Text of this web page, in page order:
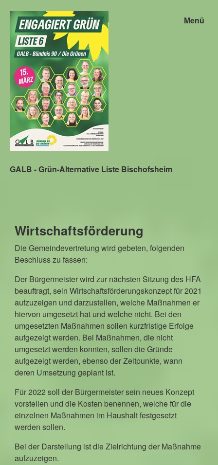
GALB - Grün-Alternative Liste Bischofsheim
Menü
Wirtschaftsförderung
Die Gemeindevertretung wird gebeten, folgenden
Beschluss zu fassen:
Der Bürgermeister wird zur nächsten Sitzung des HFA
beauftragt, sein Wirtschaftsförderungskonzept für 2021
aufzuzeigen und darzustellen, welche Maßnahmen er
hiervon umgesetzt hat und welche nicht. Bei den
umgesetzten Maßnahmen sollen kurzfristige Erfolge
aufgezeigt werden. Bei Maßnahmen, die nicht
umgesetzt werden konnten, sollen die Gründe
aufgezeigt werden, ebenso der Zeitpunkte, wann
deren Umsetzung geplant ist.
Für 2022 soll der Bürgermeister sein neues Konzept
vorstellen und die Kosten benennen, welche für die
einzelnen Maßnahmen im Haushalt festgesetzt
werden sollen.
Bei der Darstellung ist die Zielrichtung der Maßnahme
aufzuzeigen.